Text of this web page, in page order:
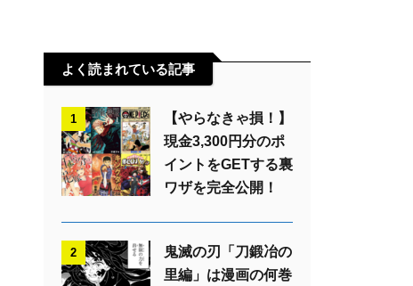
よく読まれている記事
1
【やらなきゃ損！】
現金3,300円分のポ
イントをGETする裏
ワザを完全公開！
2
鬼滅の刃「刀鍛冶の
里編」は漫画の何巻